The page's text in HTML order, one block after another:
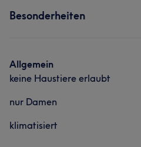
Besonderheiten
Allgemein
keine Haustiere erlaubt
nur Damen
klimatisiert